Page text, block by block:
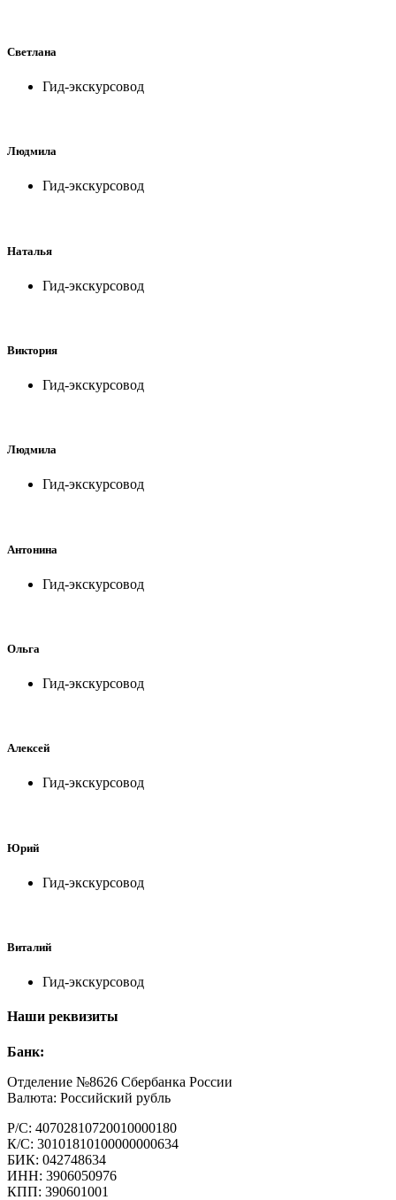
Светлана
Гид-экскурсовод
Людмила
Гид-экскурсовод
Наталья
Гид-экскурсовод
Виктория
Гид-экскурсовод
Людмила
Гид-экскурсовод
Антонина
Гид-экскурсовод
Ольга
Гид-экскурсовод
Алексей
Гид-экскурсовод
Юрий
Гид-экскурсовод
Виталий
Гид-экскурсовод
Наши реквизиты
Банк:
Отделение №8626 Сбербанка России
Валюта: Российский рубль
Р/С: 40702810720010000180
К/С: 30101810100000000634
БИК: 042748634
ИНН: 3906050976
КПП: 390601001